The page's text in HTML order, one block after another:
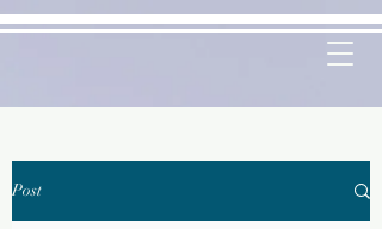
Post